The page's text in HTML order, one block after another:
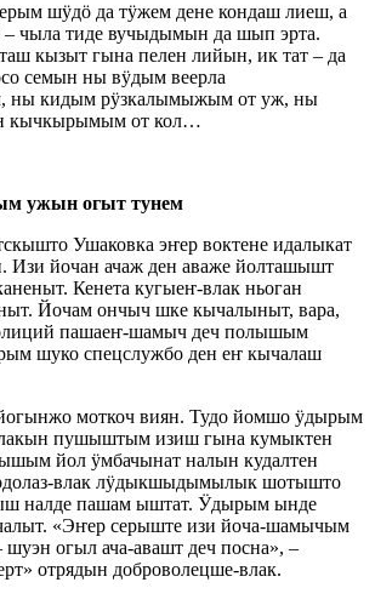
шӱдӧ да тӱжем дене кондаш лиеш, а
чыла тиде вучыдымын да шып эрта.
кызыт гына пелен лийын, ик тат – да
семын ны вӱдым веерла
кидым рӱзкалымыжым от уж, ны
кычкырымым от кол…
ужын огыт тунем
Ушаковка эҥер воктене идалыкат
йочан ачаж ден аваже йолташышт
Кенета кугыеҥ-влак ньоган
Йочам ончыч шке кычалыныт, вара,
пашаеҥ-шамыч деч полышым
шуко спецслужбо ден еҥ кычалаш
моткоч виян. Тудо йомшо ӱдырым
пушыштым изиш гына кумыктен
йол ӱмбачынат налын кудалтен
влак лӱдыкшыдымылык шотышто
налде пашам ыштат. Ӱдырым ынде
«Эҥер серыште изи йоча-шамычым
огыл ача-авашт деч посна», –
отрядын доброволецше-влак.